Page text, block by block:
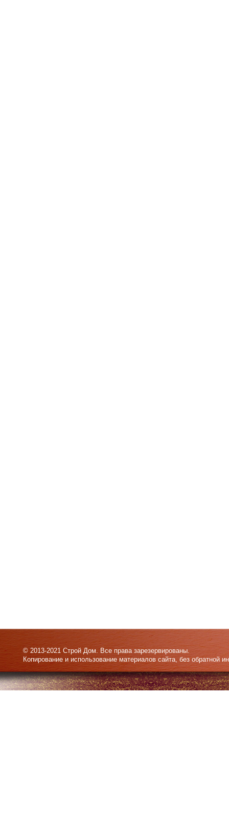
© 2013-2021 Строй Дом. Все права зарезервированы.
Копирование и использование материалов сайта, без обратной